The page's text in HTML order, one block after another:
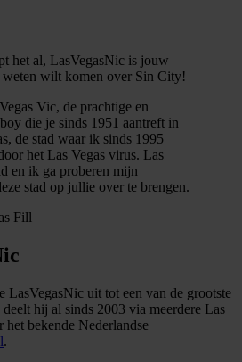
het al, LasVegasNic is jouw
weten wilt komen over Sin City!
Vic, de prachtige en
die je sinds 1951 aantreft in
de stad waar ik sinds 1995
het Las Vegas virus. Las
en ik ga proberen mijn
stad op jullie over te brengen.
LasVegasNic uit tot een van de grootste
hij al sinds 2003 via meerdere Las
het bekende Nederlandse
.